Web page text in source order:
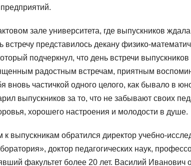
зале университета, где выпускников
представилось декану физико-
подчеркнул, что день встречи
радостным встречам, приятным
вновь частичкой одного целого, как бывало в
выпускников за то, что не забывают своих
хорошего настроения и молодости в душе.
выпускникам обратился директор учебно-
доктор педагогических наук,
факультет более 20 лет. Василий Иванович